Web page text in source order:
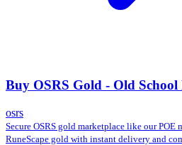
Buy OSRS Gold - Old School
osrs
Secure OSRS gold marketplace like our POE
RuneScape gold with instant delivery and